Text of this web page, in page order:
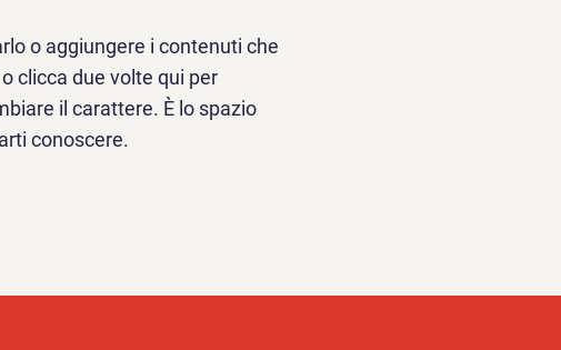
o aggiungere i contenuti che
clicca due volte qui per
il carattere. È lo spazio
conoscere.